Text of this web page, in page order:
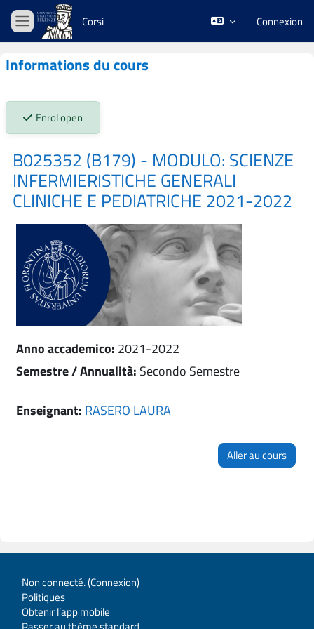
Passer au contenu principal
Panneau latéral
Corsi Connexion
Informations du cours
Stato iscrizioni:
Enrol open
B025352 (B179) - MODULO: SCIENZE
INFERMIERISTICHE GENERALI
CLINICHE E PEDIATRICHE 2021-2022
Anno accademico: 2021-2022
Semestre / Annualità: Secondo Semestre
Enseignant: RASERO LAURA
Aller au cours
Non connecté. (Connexion)
Politiques
Obtenir l’app mobile